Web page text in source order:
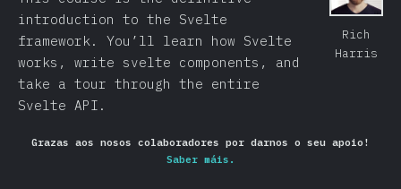
Rich
Harris
introduction to the Svelte
framework. You’ll learn how Svelte
works, write svelte components, and
take a tour through the entire
Svelte API.
Grazas aos nosos colaboradores por darnos o seu apoio!
Saber máis.